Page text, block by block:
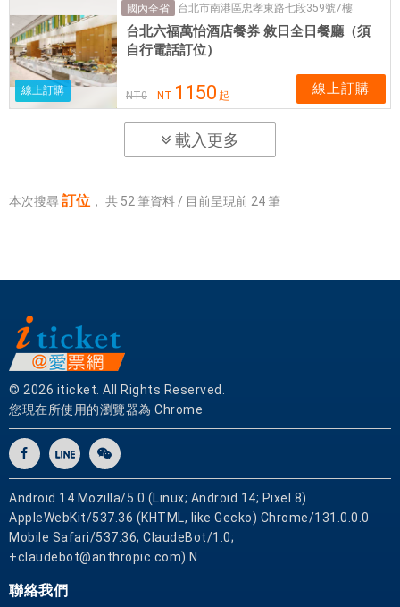
線上訂購
國內全省 台北市南港區忠孝東路七段359號7樓
台北六福萬怡酒店餐券 敘日全日餐廳（須
自行電話訂位）
NT0 NT 1150 起 線上訂購
載入更多
本次搜尋 訂位 ， 共 52 筆資料 / 目前呈現前 24 筆
© 2026 iticket. All Rights Reserved.
您現在所使用的瀏覽器為 Chrome
Android 14 Mozilla/5.0 (Linux; Android 14; Pixel 8)
AppleWebKit/537.36 (KHTML, like Gecko) Chrome/131.0.0.0
Mobile Safari/537.36; ClaudeBot/1.0;
+claudebot@anthropic.com) N
聯絡我們